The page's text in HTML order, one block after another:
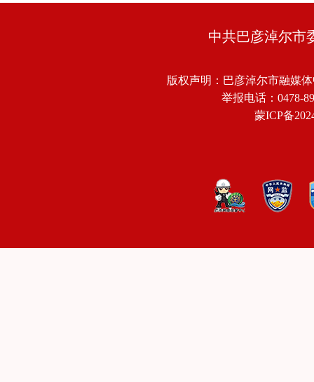
中共巴彦淖尔市
版权声明：巴彦淖尔市融媒
举报电话：0478-
蒙ICP备